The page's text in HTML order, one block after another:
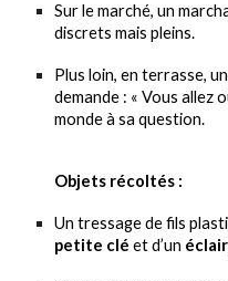
Sur le marché, un
discrets mais pleins.
Plus loin, en terrasse,
demande : « Vous allez
monde à sa question.
Objets récoltés :
Un tressage de fils
petite clé et d’un éclair